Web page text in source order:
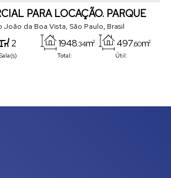
PARA LOCAÇÃO. PARQUE
João da Boa Vista, São Paulo, Brasil
2
Total:
1948.34m²
Útil:
497.60m²